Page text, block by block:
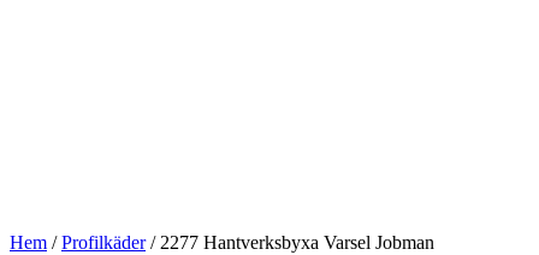
Hem /Profilkäder/ 2277 Hantverksbyxa Varsel Jobman